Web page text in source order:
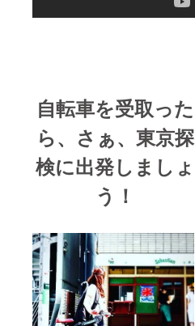
自転車を受取った
ら、さぁ、東京探
検に出発しましょ
う！